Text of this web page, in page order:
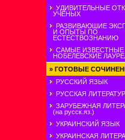
УДИВИТЕЛЬНЫЕ
УЧЕНЫХ
РАЗВИВАЮШИЕ
И ОПЫТЫ ПО
ЕСТЕСТВОЗНАНИЮ
САМЫЕ ИЗВЕСТНЫЕ
НОБЕЛЕВСКИЕ
» ГОТОВЫЕ
РУССКИЙ ЯЗЫК
РУССКАЯ
ЗАРУБЕЖНАЯ
(на русск.яз.)
УКРАИНСКИЙ ЯЗЫК
УКРАИНСКАЯ